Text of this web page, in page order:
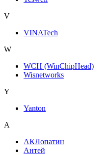
V
VINATech
W
WCH (WinChipHead)
Wisnetworks
Y
Yanton
А
АКЛопатин
Антей